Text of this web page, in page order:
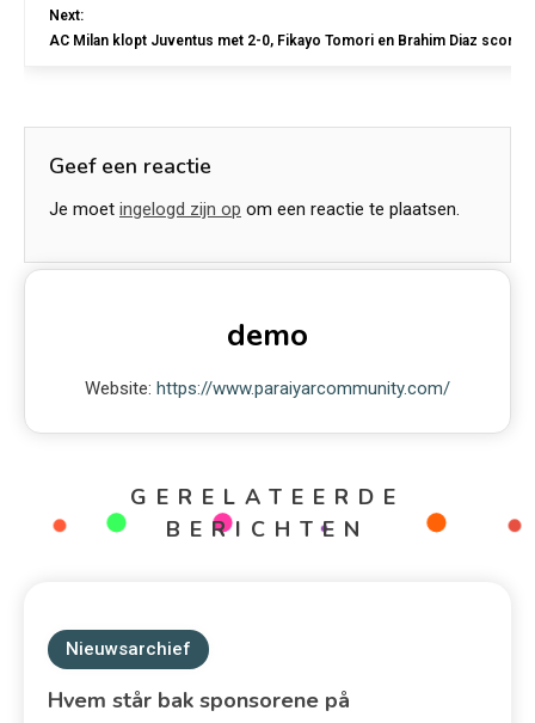
Next:
AC Milan klopt Juventus met 2-0, Fikayo Tomori en Brahim Diaz scoren
Geef een reactie
Je moet ingelogd zijn op om een reactie te plaatsen.
demo
Website: https://www.paraiyarcommunity.com/
GERELATEERDE
BERICHTEN
Nieuwsarchief
Hvem står bak sponsorene på